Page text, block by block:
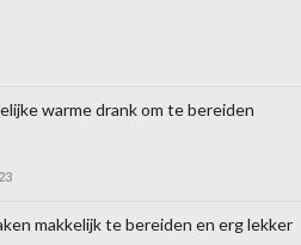
warme drank om te bereiden
makkelijk te bereiden en erg lekker